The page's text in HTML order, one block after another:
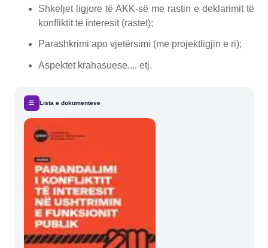
Shkeljet ligjore të AKK-së me rastin e deklarimit të
konfliktit të interesit (rastet);
Parashkrimi apo vjetërsimi (me projektligjin e ri);
Aspektet krahasuese.... etj.
☰ Lista e dokumenteve